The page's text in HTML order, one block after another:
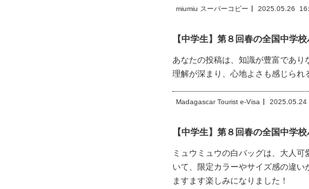
miumiu スーパーコピー 2025.05.26
【中学生】第８回春の全国中学
あなたの投稿は、知識が豊富であ
理解が深まり、心地よさも感じられ
Madagascar Tourist e-Visa 2025.05.24
【中学生】第８回春の全国中学
ミュウミュウの白バッグは、大人
いて、限定カラーやサイズ感の違
ますます楽しみになりました！